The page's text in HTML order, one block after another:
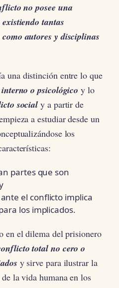
no posee una
tantas
autores y disciplinas
una distinción entre lo que
o psicológico y lo
social y a partir de
a estudiar desde un
los
partes que son
el conflicto implica
los implicados.
el dilema del prisionero
total no cero o
y sirve para ilustrar la
la vida humana en los